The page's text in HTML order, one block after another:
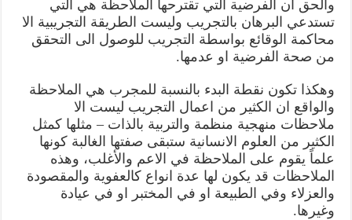
والحق ان الفرضية التي تقترحها الملاحظة هي التي
تستدعي البرهان بالتجريب وليست الطريقة التجريبية الا
محاكمة الوقائع بواسطة التجريب للوصول الى التحقق
من صحة الفرضية او عدمها.
وهكذا تكون نقطة البدء بالنسبة للمجرب هي الملاحظة
والواقع ان الكثير من اعمال التجريب ليست الا
ملاحظات منهجية منظمة والتربية بالذات – مثلها كمثل
الكثير من العلوم الانسانية ستبقى صفتها الغالبة كونها
علماً يقوم على الملاحظة في الاعم والأغلب، وهذه
الملاحظات قد يكون لها عدة انواع كالعفوية والمقصودة
والعزلاء وفي الطبيعة او في المختبر او في عيادة
وغيرها.